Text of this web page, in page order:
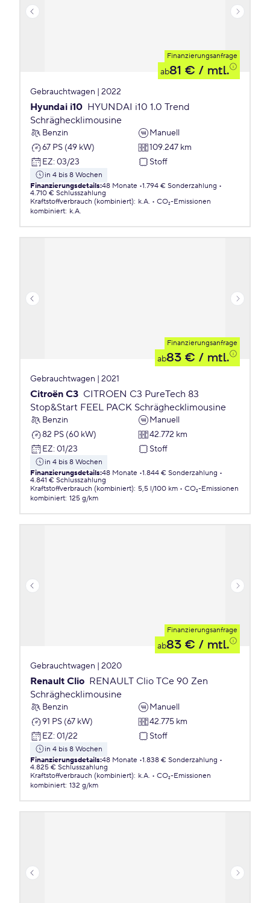
Finanzierungsanfrage
ab81 € / mtl.
Gebrauchtwagen | 2022
Hyundai i10 HYUNDAI i10 1.0 Trend
Schräghecklimousine
Benzin
Manuell
67 PS (49 kW)
109.247 km
EZ: 03/23 Stoff
in 4 bis 8 Wochen
Finanzierungsdetails:48 Monate 1.794 € Sonderzahlung
4.710 € Schlusszahlung
Kraftstoffverbrauch (kombiniert): k.A.
CO₂-Emissionen
kombiniert: k.A.
Finanzierungsanfrage
ab83 € / mtl.
Gebrauchtwagen | 2021
Citroën C3 CITROEN C3 PureTech 83
Stop&Start FEEL PACK Schräghecklimousine
Benzin
Manuell
82 PS (60 kW)
42.772 km
EZ: 01/23 Stoff
in 4 bis 8 Wochen
Finanzierungsdetails:48 Monate 1.844 € Sonderzahlung
4.841 € Schlusszahlung
Kraftstoffverbrauch (kombiniert): 5,5 l/100 km
CO₂-Emissionen
kombiniert: 125 g/km
Finanzierungsanfrage
ab83 € / mtl.
Gebrauchtwagen | 2020
Renault Clio RENAULT Clio TCe 90 Zen
Schräghecklimousine
Benzin
Manuell
91 PS (67 kW)
42.775 km
EZ: 01/22 Stoff
in 4 bis 8 Wochen
Finanzierungsdetails:48 Monate 1.838 € Sonderzahlung
4.825 € Schlusszahlung
Kraftstoffverbrauch (kombiniert): k.A.
CO₂-Emissionen
kombiniert: 132 g/km